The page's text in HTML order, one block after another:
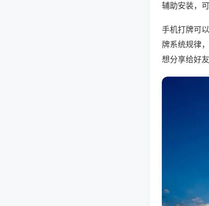
辅助安装，
手机打牌可
牌系统规律
想分享给好